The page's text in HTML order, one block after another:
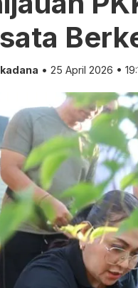
• 25 April 2026 •